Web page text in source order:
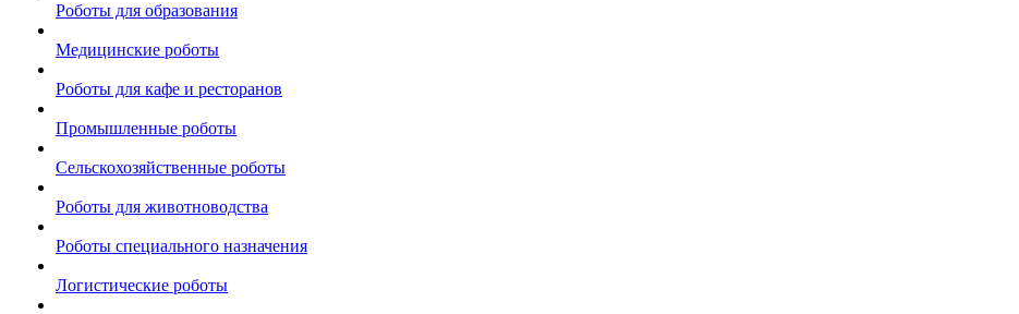
Роботы для образования
Медицинские роботы
Роботы для кафе и ресторанов
Промышленные роботы
Сельскохозяйственные роботы
Роботы для животноводства
Роботы специального назначения
Логистические роботы